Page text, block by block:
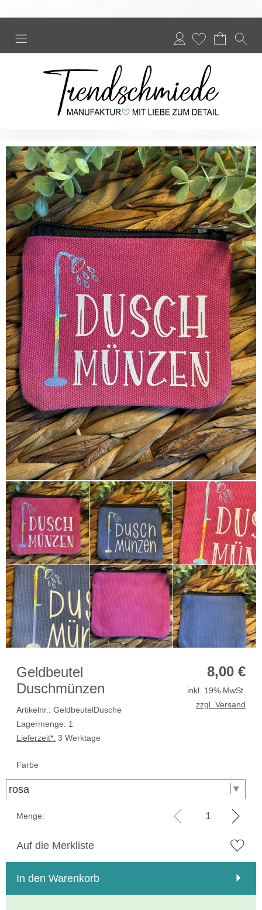
Anmelden
8,00 €
Geldbeutel
Duschmünzen
Artikelnr.: GeldbeutelDusche
Lagermenge: 1
Lieferzeit*: 3 Werktage
inkl. 19% MwSt.
zzgl. Versand
Farbe
Menge:
Auf die Merkliste
In den Warenkorb